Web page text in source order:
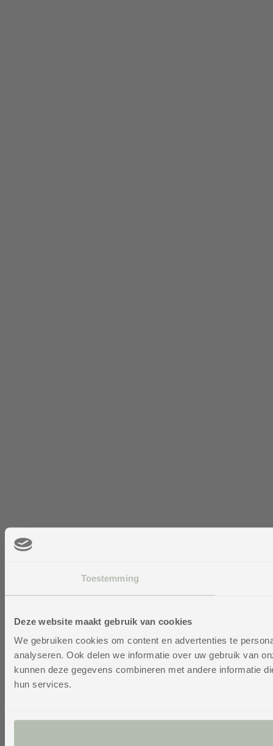
Toestemming
Deze website maakt gebruik van cookies
We gebruiken cookies om content en advertenties te
analyseren. Ook delen we informatie over uw gebruik van
kunnen deze gegevens combineren met andere informatie
hun services.
FiltresFiltres
et tri